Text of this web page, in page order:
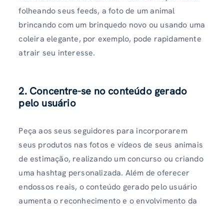
folheando seus feeds, a foto de um animal
brincando com um brinquedo novo ou usando uma
coleira elegante, por exemplo, pode rapidamente
atrair seu interesse.
2. Concentre-se no conteúdo gerado
pelo usuário
Peça aos seus seguidores para incorporarem
seus produtos nas fotos e vídeos de seus animais
de estimação, realizando um concurso ou criando
uma hashtag personalizada. Além de oferecer
endossos reais, o conteúdo gerado pelo usuário
aumenta o reconhecimento e o envolvimento da